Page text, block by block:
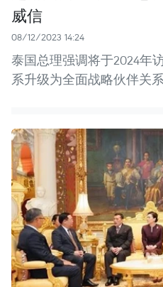
威信
08/12/2023 14:24
泰国总理强调将于2024年
系升级为全面战略伙伴关系